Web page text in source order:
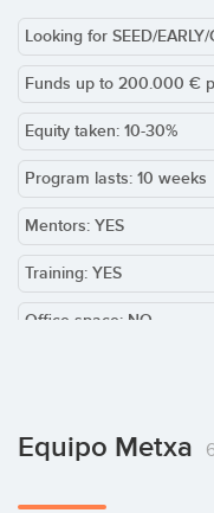
Looking for SEED/
Funds up to 200.000 €
Equity taken: 10-30%
Program lasts: 10 weeks
Mentors: YES
Training: YES
Office space: NO
Equipo Metxa